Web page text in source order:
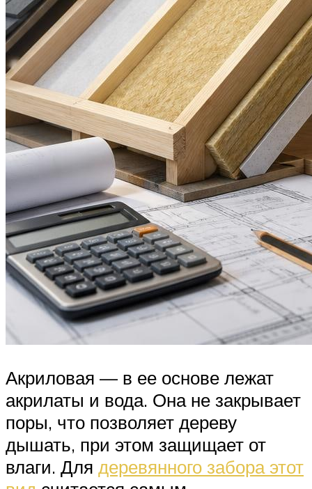
Акриловая — в ее основе лежат
акрилаты и вода. Она не закрывает
поры, что позволяет дереву
дышать, при этом защищает от
влаги. Для деревянного забора этот